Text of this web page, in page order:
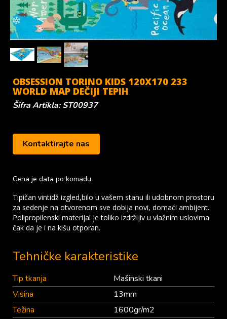
OBSESSION TORINO KIDS 120X170 233
WORLD MAP DEČIJI TEPIH
Šifra Artikla: ST00937
Kontaktirajte nas
Cena je data po komadu
Tipičan vintidž izgled,bilo u vašem stanu ili udobnom prostoru
za sedenje na otvorenom sve dobija novi, domaći ambijent.
Polipropilenski materijal je toliko izdržljiv u vlažnim uslovima
čak da je i na kišu otporan.
Tehničke karakteristike
Tip tkanja
Mašinski tkani
Visina
13mm
Težina
1600gr/m2